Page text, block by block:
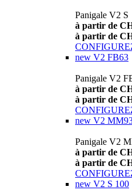
Panigale V2 S
à partir de
à partir de
new V2 FB63
Panigale V2
à partir de
à partir de
new V2
Panigale V2
à partir de
à partir de
new V2 S 100